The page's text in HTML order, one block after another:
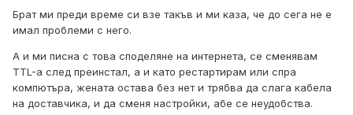
Брат ми преди време си взе такъв и ми каза, че до сега не е
имал проблеми с него.
А и ми писна с това споделяне на интернета, се сменявам
TTL-а след преинстал, а и като рестартирам или спра
компютъра, жената остава без нет и трябва да слага кабела
на доставчика, и да сменя настройки, абе се неудобства.